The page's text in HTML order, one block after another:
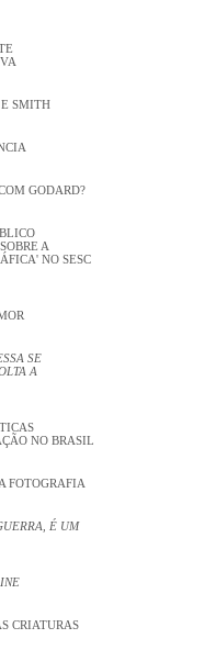
E SMITH
GODARD?
A
NO SESC
SE
A
NO BRASIL
FOTOGRAFIA
É UM
CRIATURAS